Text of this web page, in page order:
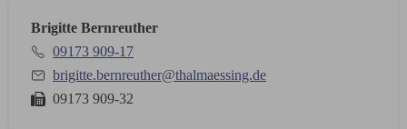
Brigitte Bernreuther
09173 909-17
brigitte.bernreuther@thalmaessing.de
09173 909-32